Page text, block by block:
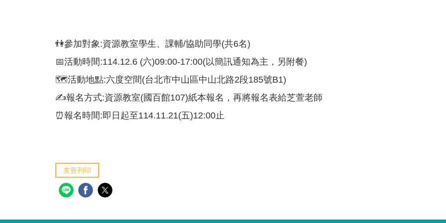
👫參加對象:資源教室學生、課輔/協助同學(共6名)
📅活動時間:114.12.6 (六)09:00-17:00(以簡訊通知為主，另附餐)
🗺活動地點:六度空間(台北市中山區中山北路2段185號B1)
✍️報名方式:資源教室(國百館107)紙本報名，再將報名表給芝萱老師
⏰報名時間:即日起至114.11.21(五)12:00止
友善列印